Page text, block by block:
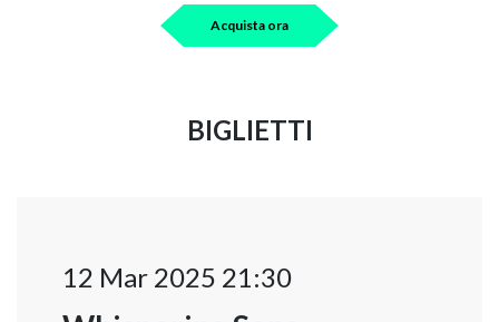
Acquista ora
BIGLIETTI
12 Mar 2025 21:30